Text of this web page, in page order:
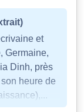
et
Germaine,
Dinh, près
heure de